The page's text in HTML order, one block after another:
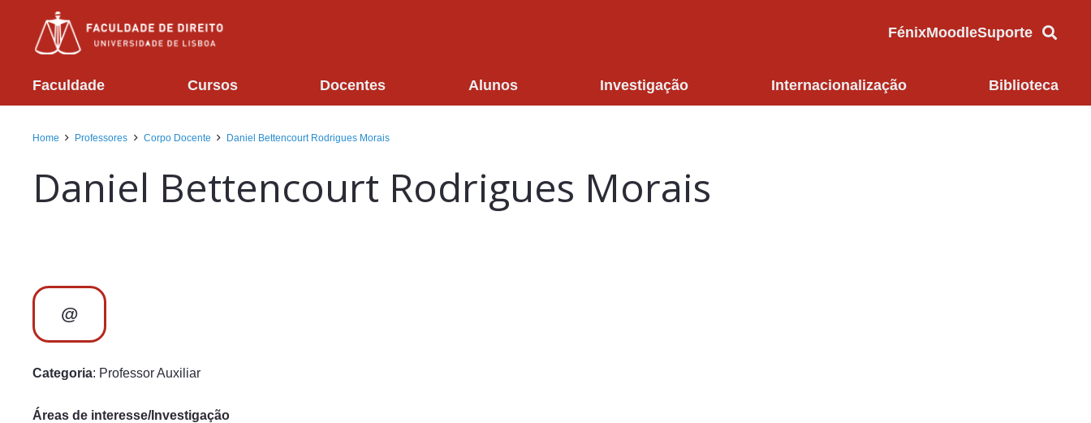
FénixMoodleSuporte
Faculdade Cursos Docentes Alunos Investigação Internacionalização Biblioteca
Home Professores Corpo Docente Daniel Bettencourt Rodrigues Morais
Daniel Bettencourt Rodrigues Morais
@
Categoria: Professor Auxiliar
Áreas de interesse/Investigação